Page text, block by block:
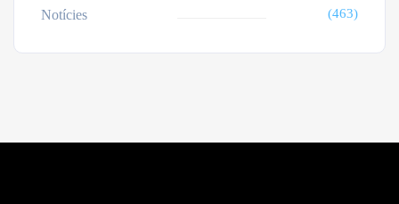
Notícies (463)